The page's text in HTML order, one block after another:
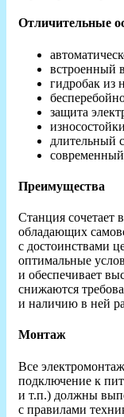
Отличительные
встроенный
гидробак из
защита
длительный
Преимущества
Станция сочетает
обладающих
с достоинствами
оптимальные
и обеспечивает
снижаются
и наличию в ней
Монтаж
Все
подключение к
и т.п.) должны
с правилами